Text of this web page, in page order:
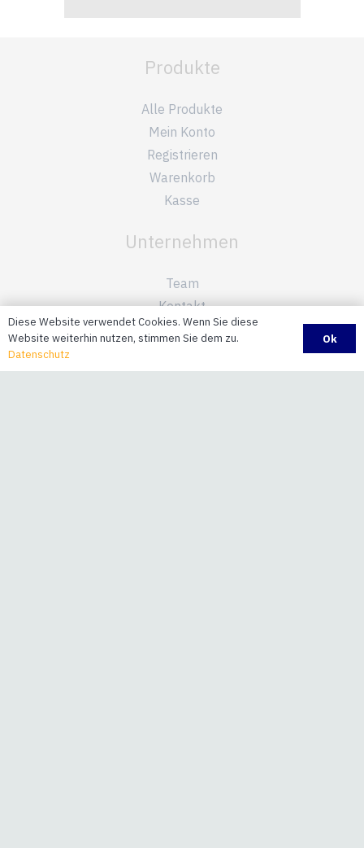
Produkte
Alle Produkte
Mein Konto
Registrieren
Warenkorb
Kasse
Unternehmen
Team
Kontakt
Datenschutz
Diese Website verwendet Cookies. Wenn Sie diese
Website weiterhin nutzen, stimmen Sie dem zu.
Datenschutz
Ok